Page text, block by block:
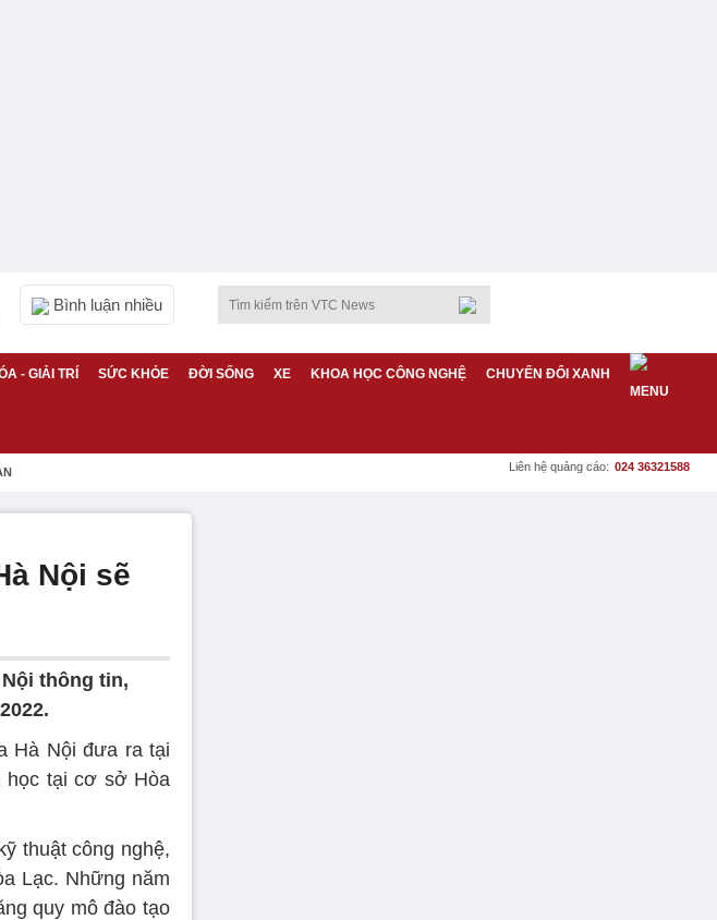
Bình luận nhiều
- GIẢI TRÍ SỨC KHỎE ĐỜI SỐNG XE KHOA HỌC CÔNG NGHỆ CHUYỂN ĐỔI XANH
Liên hệ quảng cáo: 024 36321588
Nội sẽ
thông tin,
Hà Nội đưa ra tại
học tại cơ sở Hòa
thuật công nghệ,
Lạc. Những năm
quy mô đào tạo